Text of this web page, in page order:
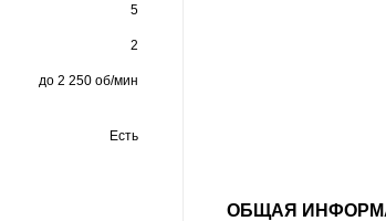
5
2
до 2 250 об/мин
Есть
ОБЩАЯ